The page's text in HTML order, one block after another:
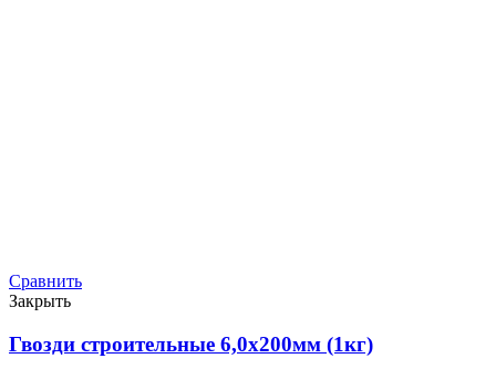
Сравнить
Закрыть
Гвозди строительные 6,0х200мм (1кг)